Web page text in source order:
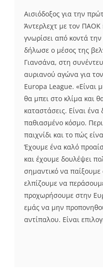
Αισιόδοξος για την
Άντερλεχτ με τον
γνωρίσει από κοντά
δήλωσε ο μέσος της
Γιανσάνα, στη
αυριανού αγώνα για
Europa League. «Είναι
θα μπει στο κλίμα και
καταστάσεις. Είναι
παθιασμένο κόσμο.
παιχνίδι και το πώς
Έχουμε ένα καλό
και έχουμε δουλέψει
σημαντικό να
ελπίζουμε να
προχωρήσουμε στην
εμάς να μην
αντίπαλου. Είναι